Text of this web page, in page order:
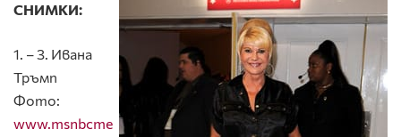
СНИМКИ:
1. – 3. Ивана
Тръмп
Фото:
www.msnbcme